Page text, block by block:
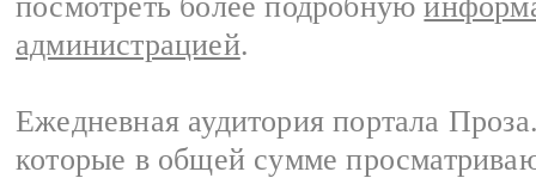
администрацией.
Ежедневная аудитория портала
которые в общей сумме